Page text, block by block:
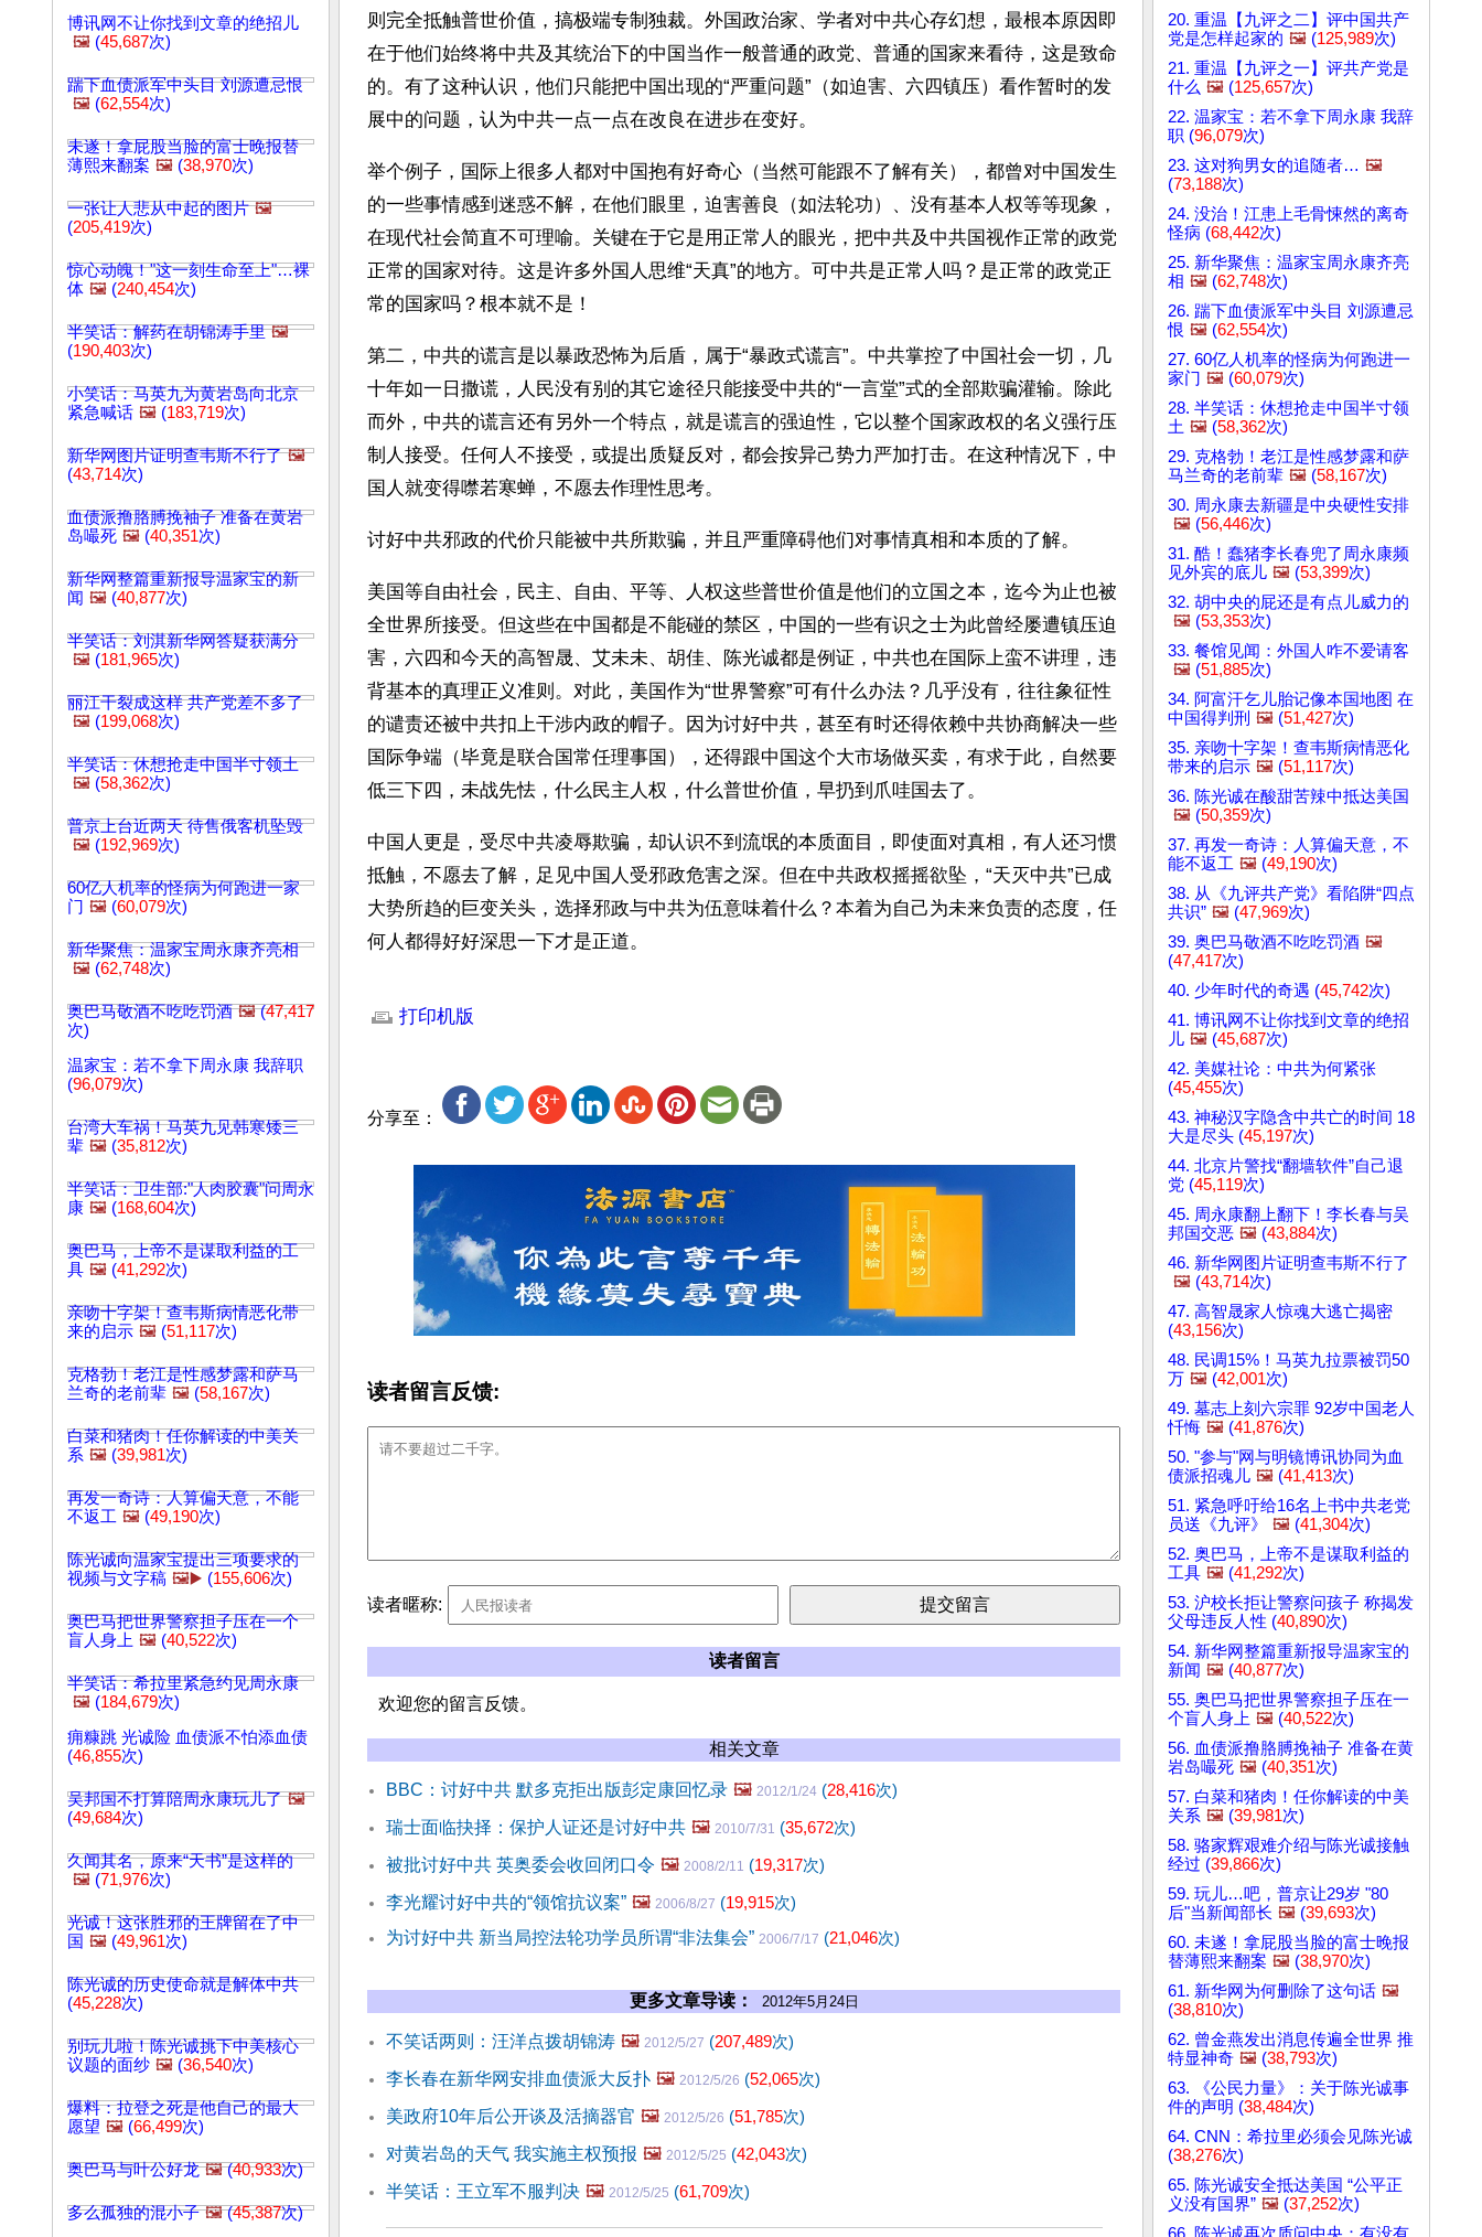
博讯网不让你找到文章的绝招儿
🖼️ (45,687次)
踹下血债派军中头目 刘源遭忌恨
🖼️ (62,554次)
未遂！拿屁股当脸的富士晚报替
薄熙来翻案 🖼️ (38,970次)
一张让人悲从中起的图片 🖼️
(205,419次)
惊心动魄！"这一刻生命至上"…裸
体 🖼️ (240,454次)
半笑话：解药在胡锦涛手里 🖼️
(190,403次)
小笑话：马英九为黄岩岛向北京
紧急喊话 🖼️ (183,719次)
新华网图片证明查韦斯不行了 🖼️
(43,714次)
血债派撸胳膊挽袖子 准备在黄岩
岛嘬死 🖼️ (40,351次)
新华网整篇重新报导温家宝的新
闻 🖼️ (40,877次)
半笑话：刘淇新华网答疑获满分
🖼️ (181,965次)
丽江干裂成这样 共产党差不多了
🖼️ (199,068次)
半笑话：休想抢走中国半寸领土
🖼️ (58,362次)
普京上台近两天 待售俄客机坠毁
🖼️ (192,969次)
60亿人机率的怪病为何跑进一家
门 🖼️ (60,079次)
新华聚焦：温家宝周永康齐亮相
🖼️ (62,748次)
奥巴马敬酒不吃吃罚酒 🖼️(47,417
次)
温家宝：若不拿下周永康 我辞职
(96,079次)
台湾大车祸！马英九见韩寒矮三
辈 🖼️ (35,812次)
半笑话：卫生部:"人肉胶囊"问周永
康 🖼️ (168,604次)
奥巴马，上帝不是谋取利益的工
具 🖼️ (41,292次)
亲吻十字架！查韦斯病情恶化带
来的启示 🖼️ (51,117次)
克格勃！老江是性感梦露和萨马
兰奇的老前辈 🖼️ (58,167次)
白菜和猪肉！任你解读的中美关
系 🖼️ (39,981次)
再发一奇诗：人算偏天意，不能
不返工 🖼️ (49,190次)
陈光诚向温家宝提出三项要求的
视频与文字稿 🖼️▶️ (155,606次)
奥巴马把世界警察担子压在一个
盲人身上 🖼️ (40,522次)
半笑话：希拉里紧急约见周永康
🖼️ (184,679次)
痈糠跳 光诚险 血债派不怕添血债
(46,855次)
吴邦国不打算陪周永康玩儿了 🖼️
(49,684次)
久闻其名，原来“天书”是这样的
🖼️ (71,976次)
光诚！这张胜邪的王牌留在了中
国 🖼️ (49,961次)
陈光诚的历史使命就是解体中共
(45,228次)
别玩儿啦！陈光诚挑下中美核心
议题的面纱 🖼️ (36,540次)
爆料：拉登之死是他自己的最大
愿望 🖼️ (66,499次)
奥巴马与叶公好龙 🖼️(40,933次)
多么孤独的混小子 🖼️(45,387次)
则完全抵触普世价值，搞极端专制独裁。外国政治家、学者对中共心存幻想，最根本原因即
在于他们始终将中共及其统治下的中国当作一般普通的政党、普通的国家来看待，这是致命
的。有了这种认识，他们只能把中国出现的“严重问题”（如迫害、六四镇压）看作暂时的发
展中的问题，认为中共一点一点在改良在进步在变好。
举个例子，国际上很多人都对中国抱有好奇心（当然可能跟不了解有关），都曾对中国发生
的一些事情感到迷惑不解，在他们眼里，迫害善良（如法轮功）、没有基本人权等等现象，
在现代社会简直不可理喻。关键在于它是用正常人的眼光，把中共及中共国视作正常的政党
正常的国家对待。这是许多外国人思维“天真”的地方。可中共是正常人吗？是正常的政党正
常的国家吗？根本就不是！
第二，中共的谎言是以暴政恐怖为后盾，属于“暴政式谎言”。中共掌控了中国社会一切，几
十年如一日撒谎，人民没有别的其它途径只能接受中共的“一言堂”式的全部欺骗灌输。除此
而外，中共的谎言还有另外一个特点，就是谎言的强迫性，它以整个国家政权的名义强行压
制人接受。任何人不接受，或提出质疑反对，都会按异己势力严加打击。在这种情况下，中
国人就变得噤若寒蝉，不愿去作理性思考。
讨好中共邪政的代价只能被中共所欺骗，并且严重障碍他们对事情真相和本质的了解。
美国等自由社会，民主、自由、平等、人权这些普世价值是他们的立国之本，迄今为止也被
全世界所接受。但这些在中国都是不能碰的禁区，中国的一些有识之士为此曾经屡遭镇压迫
害，六四和今天的高智晟、艾未未、胡佳、陈光诚都是例证，中共也在国际上蛮不讲理，违
背基本的真理正义准则。对此，美国作为“世界警察”可有什么办法？几乎没有，往往象征性
的谴责还被中共扣上干涉内政的帽子。因为讨好中共，甚至有时还得依赖中共协商解决一些
国际争端（毕竟是联合国常任理事国），还得跟中国这个大市场做买卖，有求于此，自然要
低三下四，未战先怯，什么民主人权，什么普世价值，早扔到爪哇国去了。
中国人更是，受尽中共凌辱欺骗，却认识不到流氓的本质面目，即使面对真相，有人还习惯
抵触，不愿去了解，足见中国人受邪政危害之深。但在中共政权摇摇欲坠，“天灭中共”已成
大势所趋的巨变关头，选择邪政与中共为伍意味着什么？本着为自己为未来负责的态度，任
何人都得好好深思一下才是正道。
打印机版
分享至：
读者留言反馈:
读者暱称:
读者留言
欢迎您的留言反馈。
相关文章
BBC：讨好中共 默多克拒出版彭定康回忆录 🖼️ 2012/1/24 (28,416次)
瑞士面临抉择：保护人证还是讨好中共 🖼️ 2010/7/31 (35,672次)
被批讨好中共 英奥委会收回闭口令 🖼️ 2008/2/11 (19,317次)
李光耀讨好中共的“领馆抗议案” 🖼️ 2006/8/27 (19,915次)
为讨好中共 新当局控法轮功学员所谓“非法集会” 2006/7/17 (21,046次)
更多文章导读： 2012年5月24日
不笑话两则：汪洋点拨胡锦涛 🖼️ 2012/5/27 (207,489次)
李长春在新华网安排血债派大反扑 🖼️ 2012/5/26 (52,065次)
美政府10年后公开谈及活摘器官 🖼️ 2012/5/26 (51,785次)
对黄岩岛的天气 我实施主权预报 🖼️ 2012/5/25 (42,043次)
半笑话：王立军不服判决 🖼️ 2012/5/25 (61,709次)
20. 重温【九评之二】评中国共产
党是怎样起家的 🖼️ (125,989次)
21. 重温【九评之一】评共产党是
什么 🖼️ (125,657次)
22. 温家宝：若不拿下周永康 我辞
职 (96,079次)
23. 这对狗男女的追随者… 🖼️
(73,188次)
24. 没治！江患上毛骨悚然的离奇
怪病 (68,442次)
25. 新华聚焦：温家宝周永康齐亮
相 🖼️ (62,748次)
26. 踹下血债派军中头目 刘源遭忌
恨 🖼️ (62,554次)
27. 60亿人机率的怪病为何跑进一
家门 🖼️ (60,079次)
28. 半笑话：休想抢走中国半寸领
土 🖼️ (58,362次)
29. 克格勃！老江是性感梦露和萨
马兰奇的老前辈 🖼️ (58,167次)
30. 周永康去新疆是中央硬性安排
🖼️ (56,446次)
31. 酷！蠢猪李长春兜了周永康频
见外宾的底儿 🖼️ (53,399次)
32. 胡中央的屁还是有点儿威力的
🖼️ (53,353次)
33. 餐馆见闻：外国人咋不爱请客
🖼️ (51,885次)
34. 阿富汗乞儿胎记像本国地图 在
中国得判刑 🖼️ (51,427次)
35. 亲吻十字架！查韦斯病情恶化
带来的启示 🖼️ (51,117次)
36. 陈光诚在酸甜苦辣中抵达美国
🖼️ (50,359次)
37. 再发一奇诗：人算偏天意，不
能不返工 🖼️ (49,190次)
38. 从《九评共产党》看陷阱“四点
共识” 🖼️ (47,969次)
39. 奥巴马敬酒不吃吃罚酒 🖼️
(47,417次)
40. 少年时代的奇遇 (45,742次)
41. 博讯网不让你找到文章的绝招
儿 🖼️ (45,687次)
42. 美媒社论：中共为何紧张
(45,455次)
43. 神秘汉字隐含中共亡的时间 18
大是尽头 (45,197次)
44. 北京片警找“翻墙软件”自己退
党 (45,119次)
45. 周永康翻上翻下！李长春与吴
邦国交恶 🖼️ (43,884次)
46. 新华网图片证明查韦斯不行了
🖼️ (43,714次)
47. 高智晟家人惊魂大逃亡揭密
(43,156次)
48. 民调15%！马英九拉票被罚50
万 🖼️ (42,001次)
49. 墓志上刻六宗罪 92岁中国老人
忏悔 🖼️ (41,876次)
50. "参与"网与明镜博讯协同为血
债派招魂儿 🖼️ (41,413次)
51. 紧急呼吁给16名上书中共老党
员送《九评》
🖼️ (41,304次)
52. 奥巴马，上帝不是谋取利益的
工具 🖼️ (41,292次)
53. 沪校长拒让警察问孩子 称揭发
父母违反人性 (40,890次)
54. 新华网整篇重新报导温家宝的
新闻 🖼️ (40,877次)
55. 奥巴马把世界警察担子压在一
个盲人身上 🖼️ (40,522次)
56. 血债派撸胳膊挽袖子 准备在黄
岩岛嘬死 🖼️ (40,351次)
57. 白菜和猪肉！任你解读的中美
关系 🖼️ (39,981次)
58. 骆家辉艰难介绍与陈光诚接触
经过 (39,866次)
59. 玩儿…吧，普京让29岁 "80
后"当新闻部长 🖼️ (39,693次)
60. 未遂！拿屁股当脸的富士晚报
替薄熙来翻案 🖼️ (38,970次)
61. 新华网为何删除了这句话 🖼️
(38,810次)
62. 曾金燕发出消息传遍全世界 推
特显神奇 🖼️ (38,793次)
63. 《公民力量》：关于陈光诚事
件的声明 (38,484次)
64. CNN：希拉里必须会见陈光诚
(38,276次)
65. 陈光诚安全抵达美国 “公平正
义没有国界” 🖼️ (37,252次)
66. 陈光诚再次质问中央：有没有